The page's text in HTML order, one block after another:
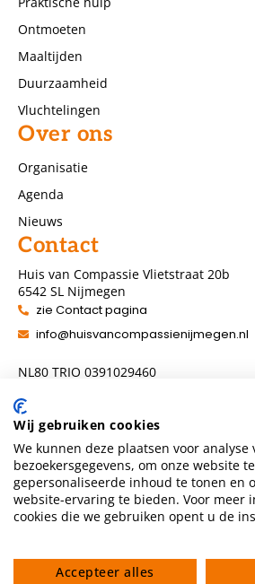
Ontmoeten
Maaltijden
Duurzaamheid
Vluchtelingen
Over ons
Organisatie
Agenda
Nieuws
Contact
Huis van Compassie Vlietstraat 20b
6542 SL Nijmegen
zie Contact pagina
info@huisvancompassienijmegen.nl
NL80 TRIO 0391029460
Volg ons
Wij gebruiken cookies
We kunnen deze plaatsen voor analyse
bezoekersgegevens, om onze website
gepersonaliseerde inhoud te tonen en
website-ervaring te bieden. Voor meer
cookies die we gebruiken opent u de
Accepteer alles